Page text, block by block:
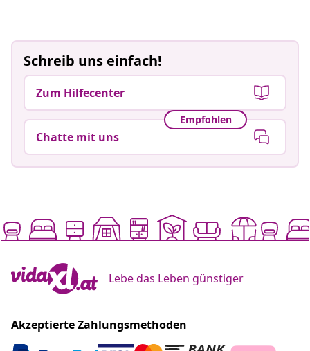
Lebe das Leben günstiger
Akzeptierte Zahlungsmethoden
Schließen Sie sich über 700.000 Käufern an, die
wöchentliche Angebote, saisonale Aktionen und
Unsere Social-Media-Accounts